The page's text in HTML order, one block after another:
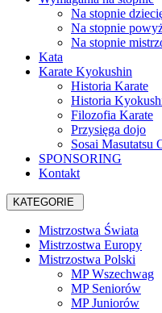
Na stopnie
Na stopnie
Na stopnie
Kata
Karate Kyokushin
Historia Karate
Historia
Filozofia Karate
Przysięga dojo
Sosai Masutatsu
SPONSORING
Kontakt
KATEGORIE
Mistrzostwa Świata
Mistrzostwa Europy
Mistrzostwa Polski
MP Wszechwag
MP Seniorów
MP Juniorów